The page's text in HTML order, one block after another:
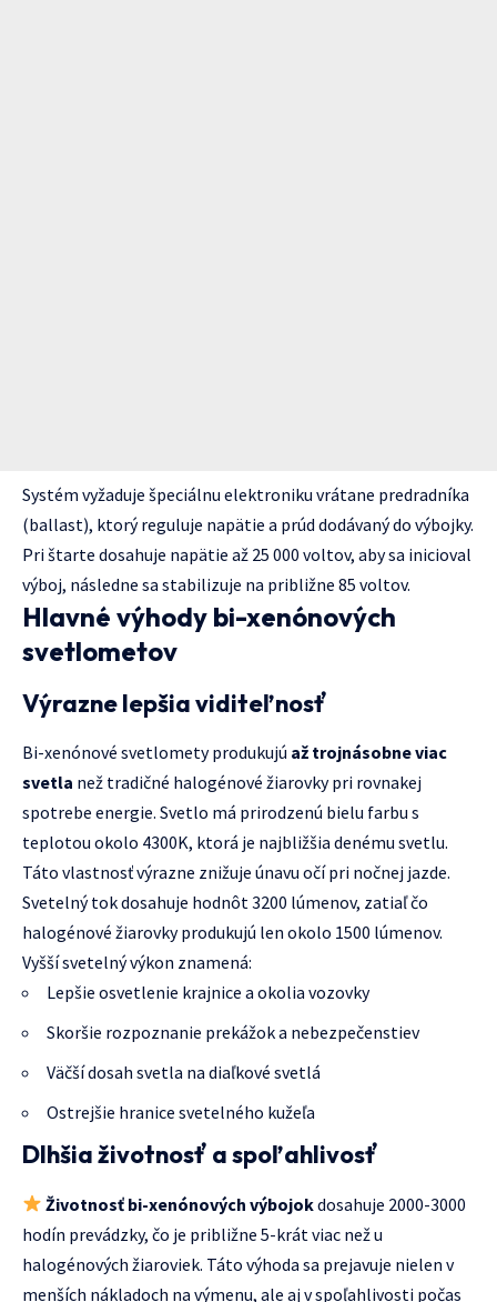
Systém vyžaduje špeciálnu elektroniku vrátane predradníka
(ballast), ktorý reguluje napätie a prúd dodávaný do výbojky.
Pri štarte dosahuje napätie až 25 000 voltov, aby sa inicioval
výboj, následne sa stabilizuje na približne 85 voltov.
Hlavné výhody bi-xenónových
svetlometov
Výrazne lepšia viditeľnosť
Bi-xenónové svetlomety produkujú až trojnásobne viac
svetla než tradičné halogénové žiarovky pri rovnakej
spotrebe energie. Svetlo má prirodzenú bielu farbu s
teplotou okolo 4300K, ktorá je najbližšia denému svetlu.
Táto vlastnosť výrazne znižuje únavu očí pri nočnej jazde.
Svetelný tok dosahuje hodnôt 3200 lúmenov, zatiaľ čo
halogénové žiarovky produkujú len okolo 1500 lúmenov.
Vyšší svetelný výkon znamená:
Lepšie osvetlenie krajnice a okolia vozovky
Skoršie rozpoznanie prekážok a nebezpečenstiev
Väčší dosah svetla na diaľkové svetlá
Ostrejšie hranice svetelného kužeľa
Dlhšia životnosť a spoľahlivosť
Životnosť bi-xenónových výbojokdosahuje 2000-3000
hodín prevádzky, čo je približne 5-krát viac než u
halogénových žiaroviek. Táto výhoda sa prejavuje nielen v
menších nákladoch na výmenu, ale aj v spoľahlivosti počas